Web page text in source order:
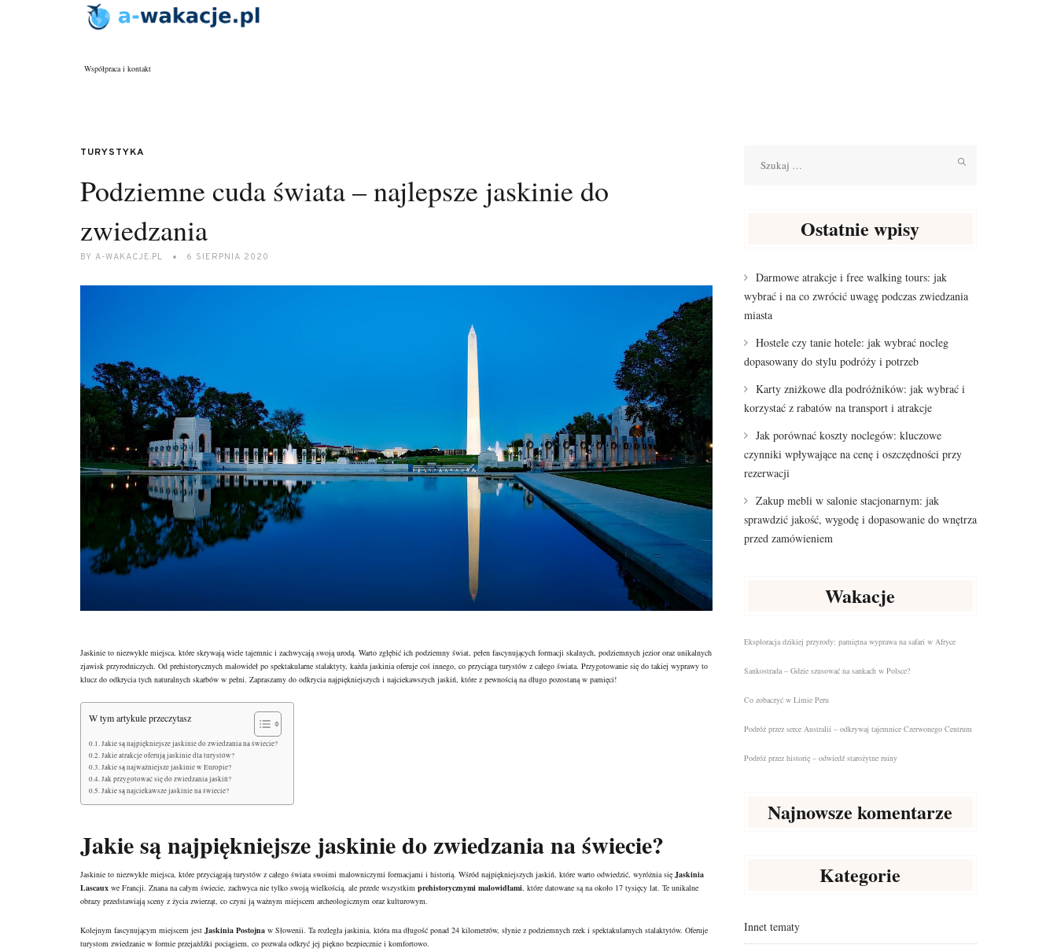
Współpraca i kontakt
TURYSTYKA
Podziemne cuda świata – najlepsze jaskinie do
zwiedzania
BY A-WAKACJE.PL 6 SIERPNIA 2020
Jaskinie to niezwykłe miejsca, które skrywają wiele tajemnic i zachwycają swoją urodą. Warto zgłębić ich podziemny świat, pełen fascynujących formacji skalnych, podziemnych jezior oraz unikalnych
zjawisk przyrodniczych. Od prehistorycznych malowideł po spektakularne stalaktyty, każda jaskinia oferuje coś innego, co przyciąga turystów z całego świata. Przygotowanie się do takiej wyprawy to
klucz do odkrycia tych naturalnych skarbów w pełni. Zapraszamy do odkrycia najpiękniejszych i najciekawszych jaskiń, które z pewnością na długo pozostaną w pamięci!
W tym artykule przeczytasz
Jakie są najpiękniejsze jaskinie do zwiedzania na świecie?
Jakie atrakcje oferują jaskinie dla turystów?
Jakie są najważniejsze jaskinie w Europie?
Jak przygotować się do zwiedzania jaskiń?
Jakie są najciekawsze jaskinie na świecie?
Jakie są najpiękniejsze jaskinie do zwiedzania na świecie?
Jaskinie to niezwykłe miejsca, które przyciągają turystów z całego świata swoimi malowniczymi formacjami i historią. Wśród najpiękniejszych jaskiń, które warto odwiedzić, wyróżnia się Jaskinia
Lascaux we Francji. Znana na całym świecie, zachwyca nie tylko swoją wielkością, ale przede wszystkim prehistorycznymi malowidłami, które datowane są na około 17 tysięcy lat. Te unikalne
obrazy przedstawiają sceny z życia zwierząt, co czyni ją ważnym miejscem archeologicznym oraz kulturowym.
Kolejnym fascynującym miejscem jest Jaskinia Postojna w Słowenii. Ta rozległa jaskinia, która ma długość ponad 24 kilometrów, słynie z podziemnych rzek i spektakularnych stalaktytów. Oferuje
turystom zwiedzanie w formie przejażdżki pociągiem, co pozwala odkryć jej piękno bezpiecznie i komfortowo.
Ostatnie wpisy
Darmowe atrakcje i free walking tours: jak
wybrać i na co zwrócić uwagę podczas zwiedzania
miasta
Hostele czy tanie hotele: jak wybrać nocleg
dopasowany do stylu podróży i potrzeb
Karty zniżkowe dla podróżników: jak wybrać i
korzystać z rabatów na transport i atrakcje
Jak porównać koszty noclegów: kluczowe
czynniki wpływające na cenę i oszczędności przy
rezerwacji
Zakup mebli w salonie stacjonarnym: jak
sprawdzić jakość, wygodę i dopasowanie do wnętrza
przed zamówieniem
Wakacje
Eksploracja dzikiej przyrody: pamiętna wyprawa na safari w Afryce
Sankostrada – Gdzie szusować na sankach w Polsce?
Co zobaczyć w Limie Peru
Podróż przez serce Australii – odkrywaj tajemnice Czerwonego Centrum
Podróż przez historię – odwiedź starożytne ruiny
Najnowsze komentarze
Kategorie
Innet tematy